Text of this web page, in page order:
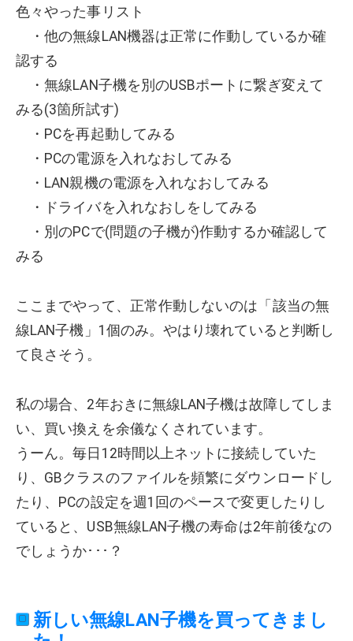
色々やった事リスト
・他の無線LAN機器は正常に作動しているか確
認する
・無線LAN子機を別のUSBポートに繋ぎ変えて
みる(3箇所試す)
・PCを再起動してみる
・PCの電源を入れなおしてみる
・LAN親機の電源を入れなおしてみる
・ドライバを入れなおしをしてみる
・別のPCで(問題の子機が)作動するか確認して
みる
ここまでやって、正常作動しないのは「該当の無
線LAN子機」1個のみ。やはり壊れていると判断し
て良さそう。
私の場合、2年おきに無線LAN子機は故障してしま
い、買い換えを余儀なくされています。
うーん。毎日12時間以上ネットに接続していた
り、GBクラスのファイルを頻繁にダウンロードし
たり、PCの設定を週1回のペースで変更したりし
ていると、USB無線LAN子機の寿命は2年前後なの
でしょうか･･･？
新しい無線LAN子機を買ってきまし